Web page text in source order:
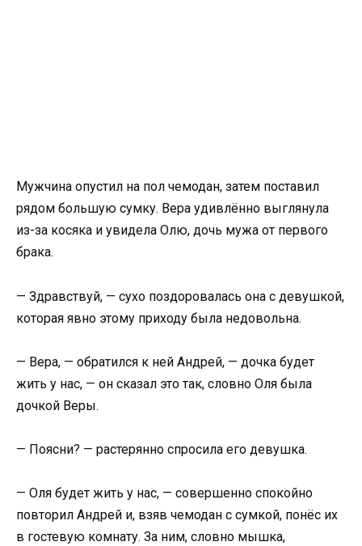
Мужчина опустил на пол чемодан, затем поставил
рядом большую сумку. Вера удивлённо выглянула
из-за косяка и увидела Олю, дочь мужа от первого
брака.
— Здравствуй, — сухо поздоровалась она с девушкой,
которая явно этому приходу была недовольна.
— Вера, — обратился к ней Андрей, — дочка будет
жить у нас, — он сказал это так, словно Оля была
дочкой Веры.
— Поясни? — растерянно спросила его девушка.
— Оля будет жить у нас, — совершенно спокойно
повторил Андрей и, взяв чемодан с сумкой, понёс их
в гостевую комнату. За ним, словно мышка,